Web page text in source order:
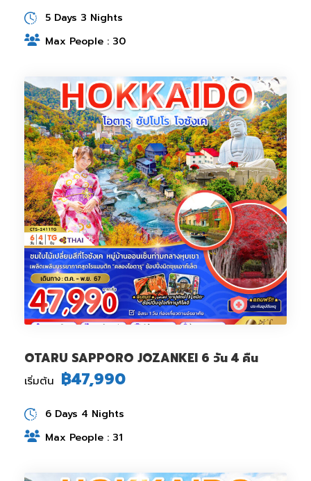
5 Days 3 Nights
Max People : 30
OTARU SAPPORO JOZANKEI 6 วัน 4 คืน
เริ่มต้น ฿47,990
6 Days 4 Nights
Max People : 31